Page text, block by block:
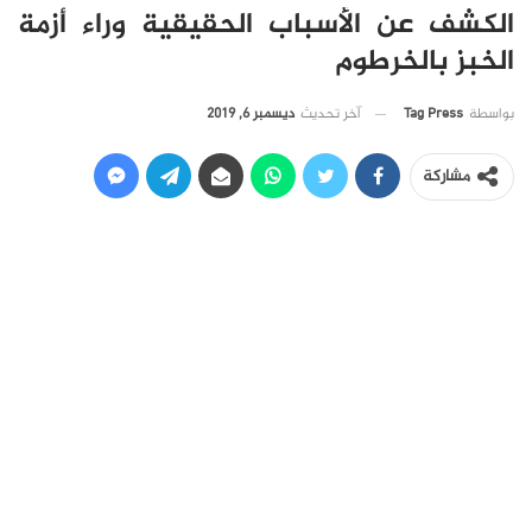
الكشف عن الأسباب الحقيقية وراء أزمة
الخبز بالخرطوم
بواسطة Tag Press آخر تحديث ديسمبر 6, 2019
مشاركة